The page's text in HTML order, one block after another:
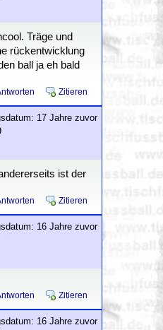
Träge und
rückentwicklung
ball ja eh bald
Zitieren
17 Jahre zuvor
ist der
Zitieren
16 Jahre zuvor
Zitieren
16 Jahre zuvor